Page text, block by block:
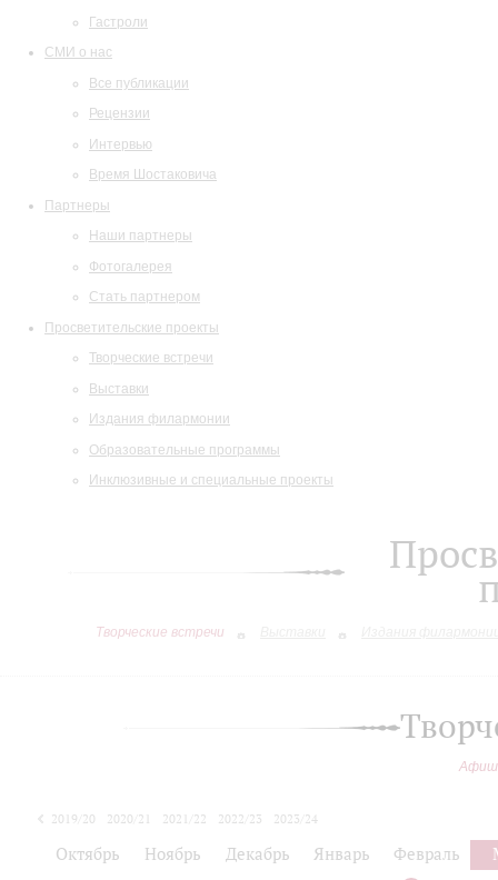
Гастроли
СМИ о нас
Все публикации
Рецензии
Интервью
Время Шостаковича
Партнеры
Наши партнеры
Фотогалерея
Стать партнером
Просветительские проекты
Творческие встречи
Выставки
Издания филармонии
Образовательные программы
Инклюзивные и специальные проекты
Творческие встречи
2019/20 2020/21 2021/22 2022/23
2023/24
Октябрь Ноябрь Декабрь Январь Февраль